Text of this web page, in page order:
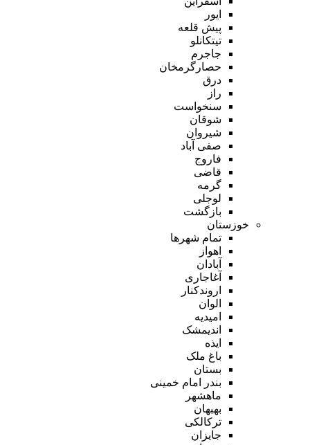
ایور
پیش قلعه
تیتکانلو
جاجرم
حصارگرمخان
درق
راز
سنخواست
شوقان
شیروان
صفی آباد
فاروج
قاضی
گرمه
لوجلی
بازگشت
خوزستان
تمام شهر‌ها
اهواز
آبادان
آغاجاری
اروندکنار
الوان
امیدیه
اندیمشک
ایذه
باغ ملک
بستان
بندر امام خمینی
ماهشهر
بهبهان
ترکالکی
جایزان